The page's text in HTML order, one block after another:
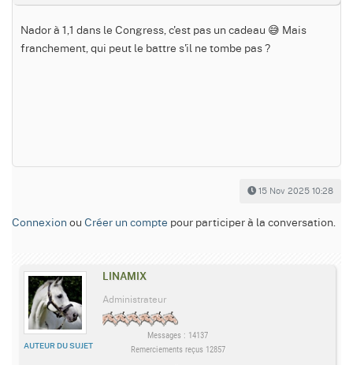
Nador à 1,1 dans le Congress, c'est pas un cadeau 😅 Mais
franchement, qui peut le battre s'il ne tombe pas ?
15 Nov 2025 10:28
Connexion ou Créer un compte pour participer à la conversation.
LINAMIX
AUTEUR DU SUJET
Administrateur
Messages : 14137
Remerciements reçus 12857